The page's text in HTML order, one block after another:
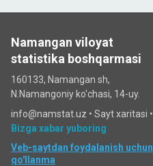
Namangan viloyat
statistika boshqarmasi
160133, Namangan sh,
N.Namangoniy ko'chasi, 14-uy.
info@namstat.uz • Sayt xaritasi •
Bizga xabar yuboring
Veb-saytdan foydalanish uchun
qo'llanma